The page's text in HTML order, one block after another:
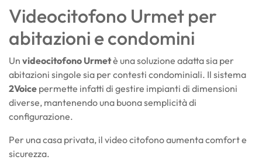
Videocitofono Urmet per
abitazioni e condomini
Un videocitofono Urmetè una soluzione adatta sia per
abitazioni singole sia per contesti condominiali. Il sistema
2Voice permette infatti di gestire impianti di dimensioni
diverse, mantenendo una buona semplicità di
configurazione.
Per una casa privata, il video citofono aumenta comfort e
sicurezza.